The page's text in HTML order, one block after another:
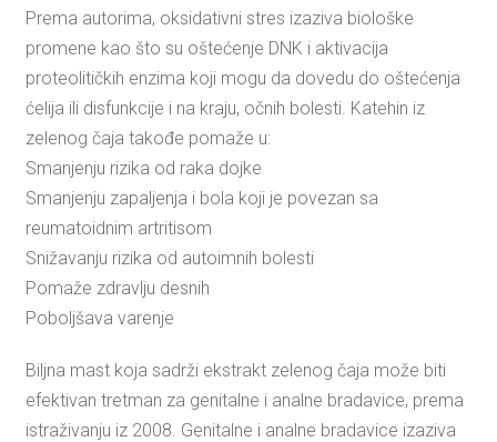
Prema autorima, oksidativni stres izaziva biološke
promene kao što su oštećenje DNK i aktivacija
proteolitičkih enzima koji mogu da dovedu do oštećenja
ćelija ili disfunkcije i na kraju, očnih bolesti. Katehin iz
zelenog čaja takođe pomaže u:
Smanjenju rizika od raka dojke
Smanjenju zapaljenja i bola koji je povezan sa
reumatoidnim artritisom
Snižavanju rizika od autoimnih bolesti
Pomaže zdravlju desnih
Poboljšava varenje
Biljna mast koja sadrži ekstrakt zelenog čaja može biti
efektivan tretman za genitalne i analne bradavice, prema
istraživanju iz 2008. Genitalne i analne bradavice izaziva